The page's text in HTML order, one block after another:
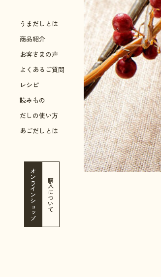
うまだしとは
商品紹介
お客さまの声
よくあるご質問
レシピ
読みもの
だしの使い方
あごだしとは
オンラインショップ 購入について